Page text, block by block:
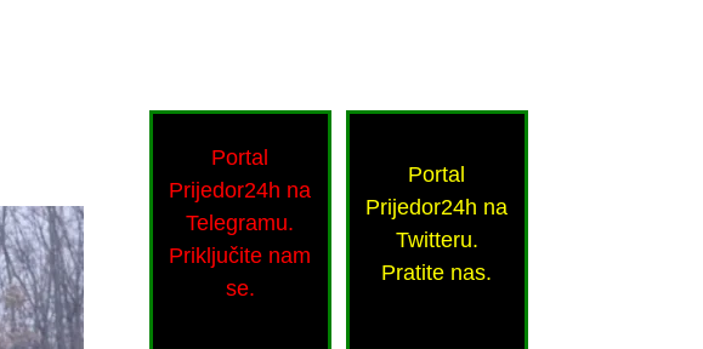
Portal
Prijedor24h na
Telegramu.
Priključite nam
se.
Portal
Prijedor24h na
Twitteru.
Pratite nas.